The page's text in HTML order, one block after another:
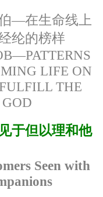
—在生命线上
纶的榜样
LIFE ON
THE
于但以理和他
Seen with